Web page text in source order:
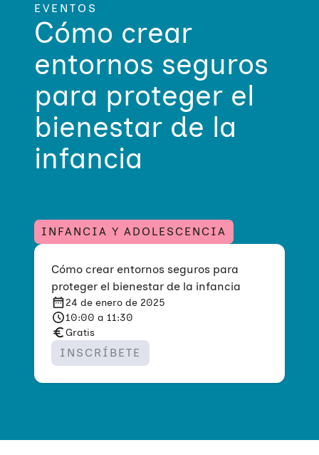
EVENTOS
Cómo crear
entornos seguros
para proteger el
bienestar de la
infancia
INFANCIA Y ADOLESCENCIA
Cómo crear entornos seguros para
proteger el bienestar de la infancia
24 de enero de 2025
10:00 a 11:30
Gratis
INSCRÍBETE